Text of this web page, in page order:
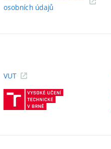
osobních údajů(externí
VUT
(externí